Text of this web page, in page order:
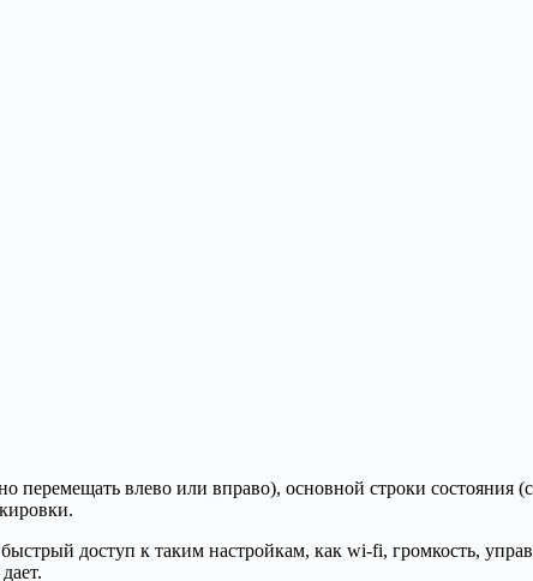
перемещать влево или вправо), основной строки
доступ к таким настройкам, как wi-fi, громкость,